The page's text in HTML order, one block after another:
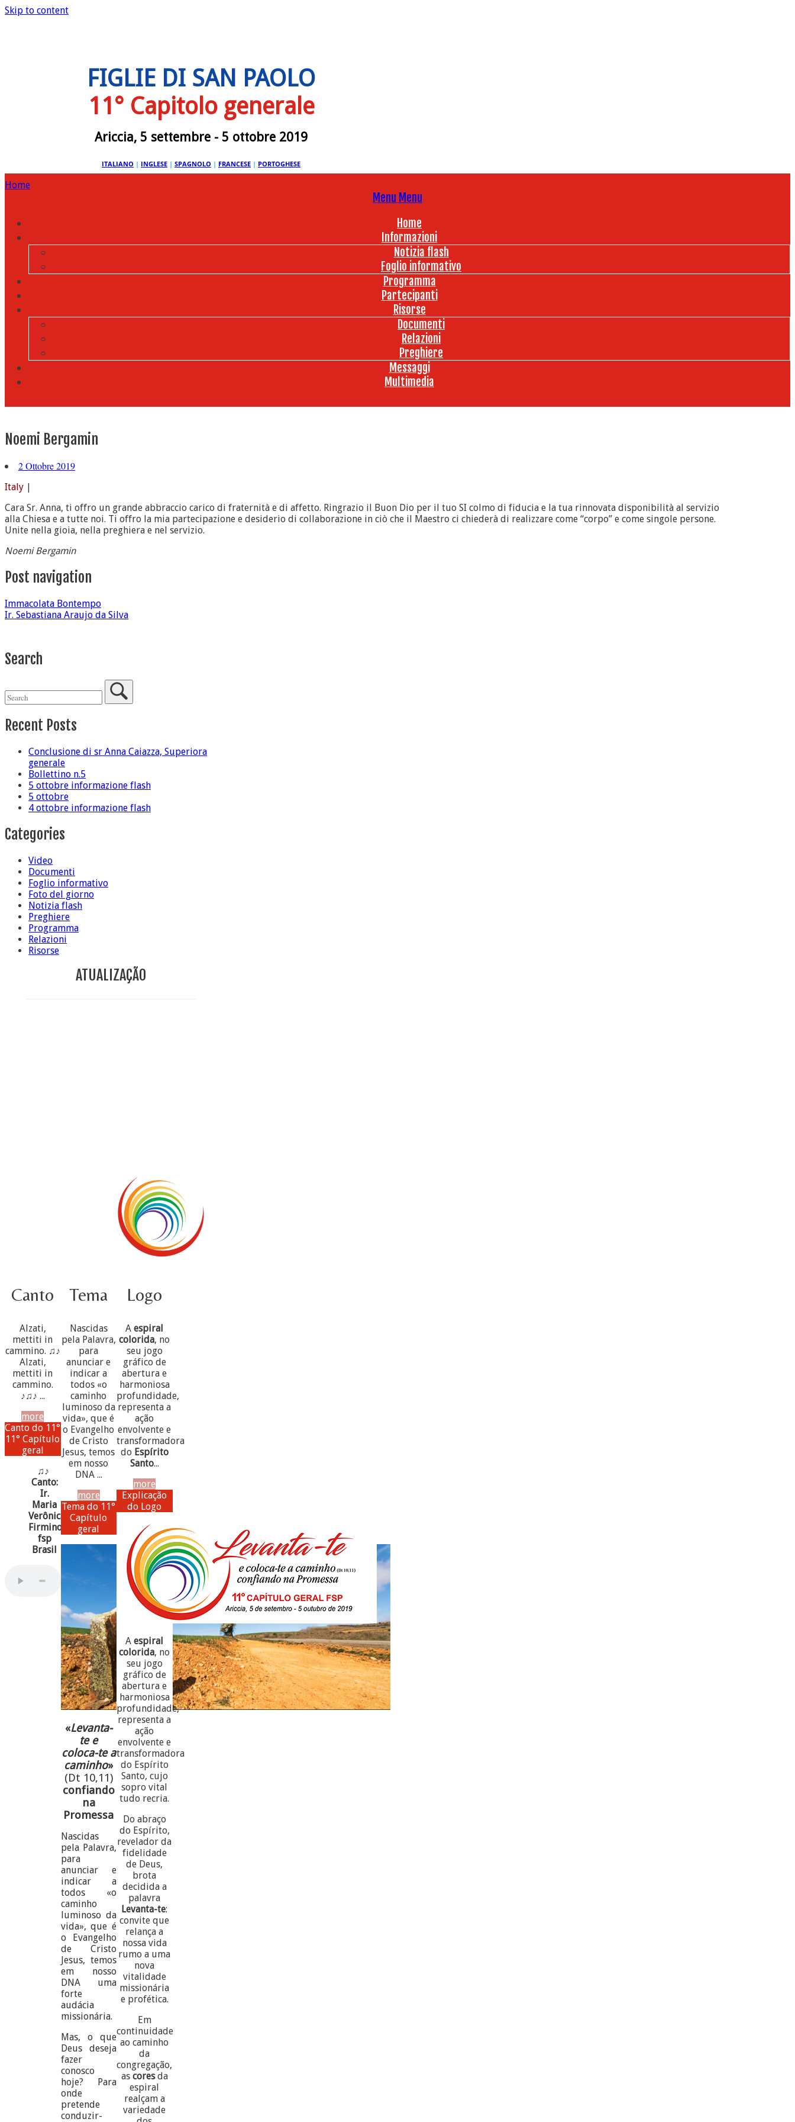
Skip to content
FIGLIE DI SAN PAOLO
11° Capitolo generale
Ariccia, 5 settembre - 5 ottobre 2019
ITALIANO | INGLESE | SPAGNOLO | FRANCESE | PORTOGHESE
Home
Menu Menu
Home
Informazioni
Notizia flash
Foglio informativo
Programma
Partecipanti
Risorse
Documenti
Relazioni
Preghiere
Messaggi
Multimedia
Noemi Bergamin
2 Ottobre 2019
Italy
Cara Sr. Anna, ti offro un grande abbraccio carico di fraternità e di affetto. Ringrazio il Buon Dio per il tuo SI colmo di fiducia e la tua rinnovata disponibilità al servizio
alla Chiesa e a tutte noi. Ti offro la mia partecipazione e desiderio di collaborazione in ciò che il Maestro ci chiederà di realizzare come “corpo” e come singole persone.
Unite nella gioia, nella preghiera e nel servizio.
Noemi Bergamin
Post navigation
Immacolata Bontempo
Ir. Sebastiana Araujo da Silva
Search
Recent Posts
Conclusione di sr Anna Caiazza, Superiora
generale
Bollettino n.5
5 ottobre informazione flash
5 ottobre
4 ottobre informazione flash
Categories
Video
Documenti
Foglio informativo
Foto del giorno
Notizia flash
Preghiere
Programma
Relazioni
Risorse
ATUALIZAÇÃO
Canto
Alzati,
mettiti in
cammino. ♫♪
Alzati,
mettiti in
cammino.
♪♫♪ ...
more
Canto do 11°
11° Capítulo
geral
♫♪
Canto:
Ir.
Maria
Verônica
Firmino,
fsp
Brasil
Tema
Nascidas
pela Palavra,
para
anunciar e
indicar a
todos «o
caminho
luminoso da
vida», que é
o Evangelho
de Cristo
Jesus, temos
em nosso
DNA ...
more
Tema do 11°
Capítulo
geral
«Levanta-
te e
coloca-te a
caminho»
(Dt 10,11)
confiando
na
Promessa
Nascidas
pela Palavra,
para
anunciar e
indicar a
todos «o
caminho
luminoso da
vida», que é
o Evangelho
de Cristo
Jesus, temos
em nosso
DNA uma
forte
audácia
missionária.
Mas, o que
Deus deseja
fazer
conosco
hoje? Para
onde
pretende
conduzir-
Logo
Aespiral
colorida, no
seu jogo
gráfico de
abertura e
harmoniosa
profundidade,
representa a
ação
envolvente e
transformadora
do Espírito
Santo...
more
Explicação
do Logo
Aespiral
colorida, no
seu jogo
gráfico de
abertura e
harmoniosa
profundidade,
representa a
ação
envolvente e
transformadora
do Espírito
Santo, cujo
sopro vital
tudo recria.
Do abraço
do Espírito,
revelador da
fidelidade
de Deus,
brota
decidida a
palavra
Levanta-te:
convite que
relança a
nossa vida
rumo a uma
nova
vitalidade
missionária
e profética.
Em
continuidade
ao caminho
da
congregação,
as coresda
espiral
realçam a
variedade